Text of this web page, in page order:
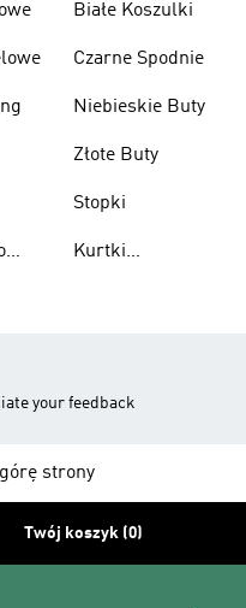
Białe Koszulki
Czarne Spodnie
Niebieskie Buty
Złote Buty
Stopki
Kurtki
your feedback
strony
Twój koszyk (0)